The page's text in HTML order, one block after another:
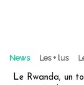
News Les + lus
Le Rwanda, un